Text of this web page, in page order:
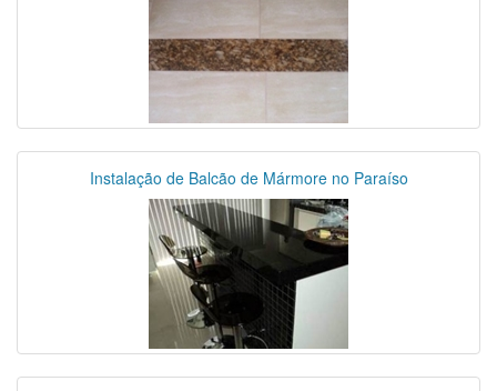
Instalação de Balcão de Mármore no Paraíso